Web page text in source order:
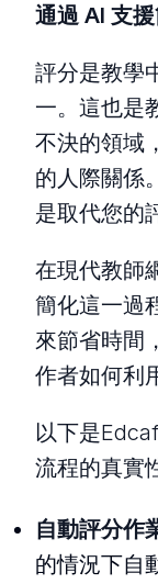
通過 AI 支
評分是教學
一。這也是
不決的領域
的人際關係
是取代您的
在現代教師
簡化這一過
來節省時間
作者如何利
以下是
流程的真實
自動評分作
的情況下自